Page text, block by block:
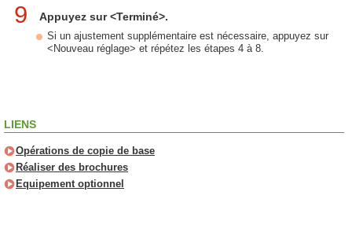
9 Appuyez sur <Terminé>.
Si un ajustement supplémentaire est nécessaire, appuyez sur
<Nouveau réglage> et répétez les étapes 4 à 8.
LIENS
Opérations de copie de base
Réaliser des brochures
Equipement optionnel